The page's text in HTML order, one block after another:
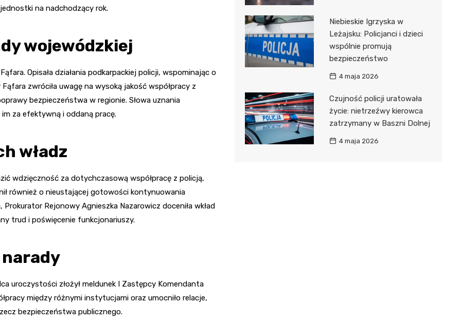
na nadchodzący rok.
wojewódzkiej
Opisała działania podkarpackiej policji, wspominając o
zwróciła uwagę na wysoką jakość współpracy z
bezpieczeństwa w regionie. Słowa uznania
za efektywną i oddaną pracę.
władz
wdzięczność za dotychczasową współpracę z policją,
również o nieustającej gotowości kontynuowania
Rejonowy Agnieszka Nazarowicz doceniła wkład
trud i poświęcenie funkcjonariuszy.
uroczystości złożył meldunek I Zastępcy Komendanta
między różnymi instytucjami oraz umocniło relacje,
bezpieczeństwa publicznego.
Niebieskie Igrzyska w
Leżajsku: Policjanci i dzieci
wspólnie promują
bezpieczeństwo
4 maja 2026
Czujność policji uratowała
życie: nietrzeźwy kierowca
zatrzymany w Baszni Dolnej
4 maja 2026